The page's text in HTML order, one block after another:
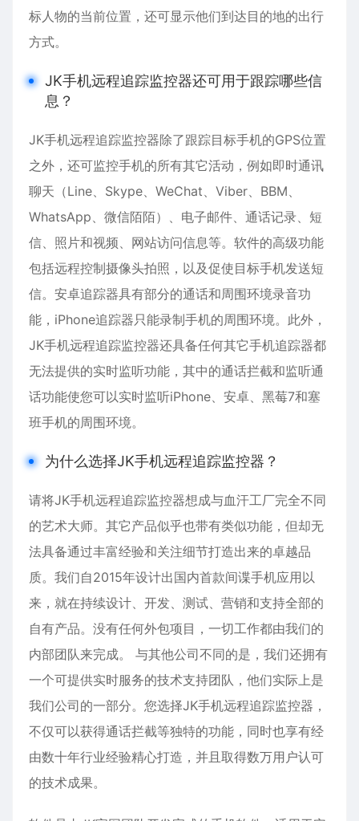
标人物的当前位置，还可显示他们到达目的地的出行
方式。
JK手机远程追踪监控器还可用于跟踪哪些信
息？
JK手机远程追踪监控器除了跟踪目标手机的GPS位置
之外，还可监控手机的所有其它活动，例如即时通讯
聊天（Line、Skype、WeChat、Viber、BBM、
WhatsApp、微信陌陌）、电子邮件、通话记录、短
信、照片和视频、网站访问信息等。软件的高级功能
包括远程控制摄像头拍照，以及促使目标手机发送短
信。 安卓追踪器具有部分的通话和周围环境录音功
能，iPhone追踪器只能录制手机的周围环境。此外，
JK手机远程追踪监控器还具备任何其它手机追踪器都
无法提供的实时监听功能，其中的通话拦截和监听通
话功能使您可以实时监听iPhone、安卓、黑莓7和塞
班手机的周围环境。
为什么选择JK手机远程追踪监控器？
请将JK手机远程追踪监控器想成与血汗工厂完全不同
的艺术大师。其它产品似乎也带有类似功能，但却无
法具备通过丰富经验和关注细节打造出来的卓越品
质。我们自2015年设计出国内首款间谍手机应用以
来，就在持续设计、开发、测试、营销和支持全部的
自有产品。没有任何外包项目，一切工作都由我们的
内部团队来完成。 与其他公司不同的是，我们还拥有
一个可提供实时服务的技术支持团队，他们实际上是
我们公司的一部分。您选择JK手机远程追踪监控器，
不仅可以获得通话拦截等独特的功能，同时也享有经
由数十年行业经验精心打造，并且取得数万用户认可
的技术成果。